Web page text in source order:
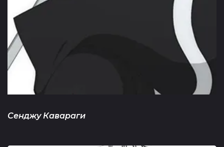
Сенджу Кавараги